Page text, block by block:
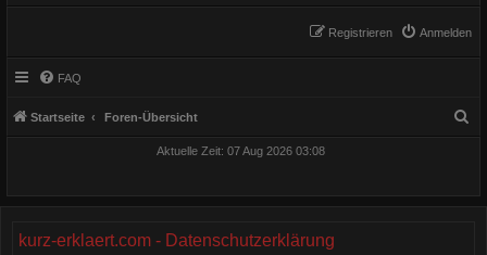
Anmelden
Registrieren
FAQ
Startseite Foren-Übersicht
Aktuelle Zeit: 07 Aug 2026 03:08
kurz-erklaert.com - Datenschutzerklärung